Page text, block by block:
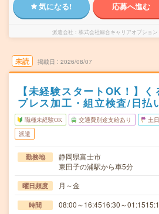
気になる! 応募へ進む
派遣会社 株式会社綜合キャリアオプショ
未読 掲載日 2026/08/07
【未経験スタートOK！】
プレス加工・組立検査/日払
職種未経験OK 交通費別途支給あり 土
派遣
勤務地
静岡県富士市
東田子の浦駅から車5分
曜日頻度 月～金
時間 08:00～16:4516:30～